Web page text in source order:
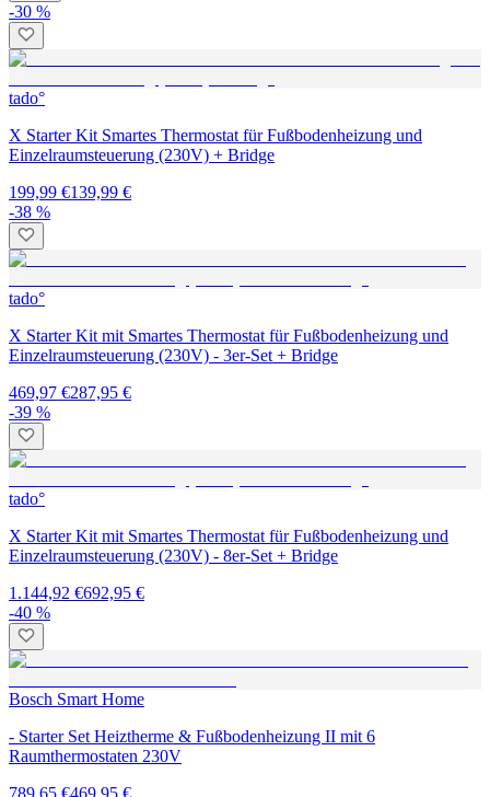
-30 %
tado°
X Starter Kit Smartes Thermostat für Fußbodenheizung und
Einzelraumsteuerung (230V) + Bridge
199,99 €139,99 €
-38 %
tado°
X Starter Kit mit Smartes Thermostat für Fußbodenheizung und
Einzelraumsteuerung (230V) - 3er-Set + Bridge
469,97 €287,95 €
-39 %
tado°
X Starter Kit mit Smartes Thermostat für Fußbodenheizung und
Einzelraumsteuerung (230V) - 8er-Set + Bridge
1.144,92 €692,95 €
-40 %
Bosch Smart Home
- Starter Set Heiztherme & Fußbodenheizung II mit 6
Raumthermostaten 230V